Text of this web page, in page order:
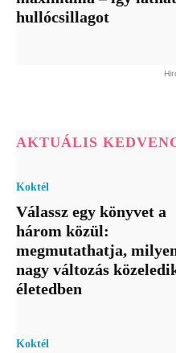
hullócsillagot
AKTUÁLIS
Koktél
Válassz egy könyvet a
három közül:
megmutathatja,
nagy változás
életedben
Koktél